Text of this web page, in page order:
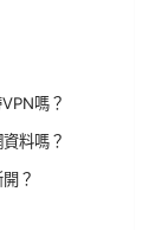
嗎？
料嗎？
？